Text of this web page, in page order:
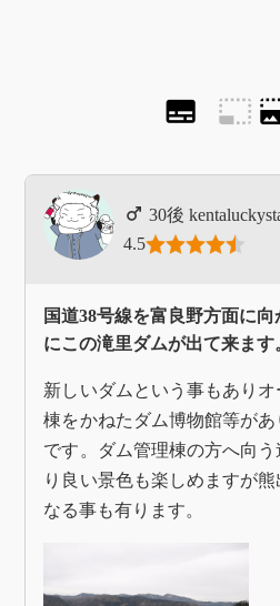
subtitles photo_size_select_small
4.5
国道38号線を富良野方面に
にこの滝里ダムが出て来ます
新しいダムという事もあり
棟をかねたダム博物館等が
です。ダム管理棟の方へ向
り良い景色も楽しめますが
なる事も有ります。